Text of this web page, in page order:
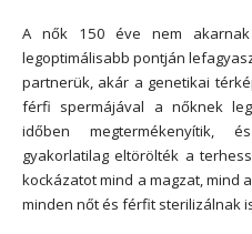
A nők 150 éve nem
legoptimálisabb pontján
partnerük, akár a genetikai
férfi spermájával a nőknek
időben megtermékenyítik,
gyakorlatilag eltörölték a
kockázatot mind a magzat, mind
minden nőt és férfit sterilizálnak